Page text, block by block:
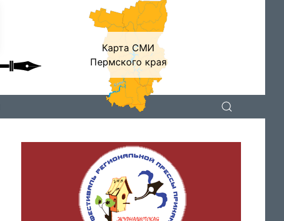
Карта СМИ
Пермского края